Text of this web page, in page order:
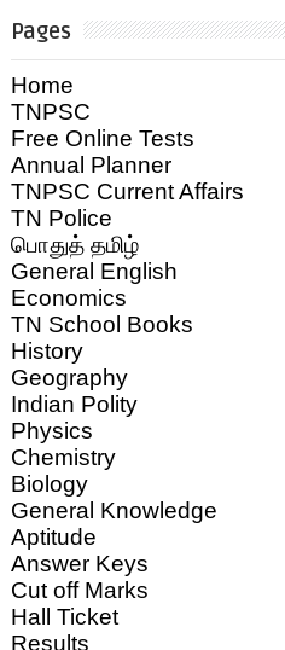
Pages
Home
TNPSC
Free Online Tests
Annual Planner
TNPSC Current Affairs
TN Police
பொதுத் தமிழ்
General English
Economics
TN School Books
History
Geography
Indian Polity
Physics
Chemistry
Biology
General Knowledge
Aptitude
Answer Keys
Cut off Marks
Hall Ticket
Results